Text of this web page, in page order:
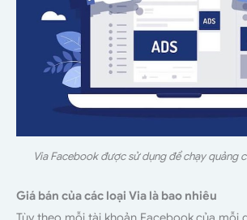
Via Facebook được sử dụng để chạy quảng
Giá bán của các loại Via là bao nhiêu